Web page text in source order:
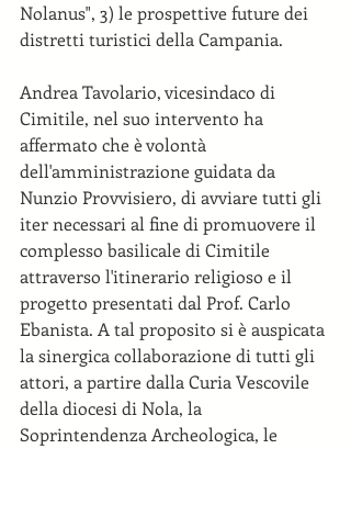
Nolanus", 3) le prospettive future dei
distretti turistici della Campania.
Andrea Tavolario, vicesindaco di
Cimitile, nel suo intervento ha
affermato che è volontà
dell'amministrazione guidata da
Nunzio Provvisiero, di avviare tutti gli
iter necessari al fine di promuovere il
complesso basilicale di Cimitile
attraverso l'itinerario religioso e il
progetto presentati dal Prof. Carlo
Ebanista. A tal proposito si è auspicata
la sinergica collaborazione di tutti gli
attori, a partire dalla Curia Vescovile
della diocesi di Nola, la
Soprintendenza Archeologica, le